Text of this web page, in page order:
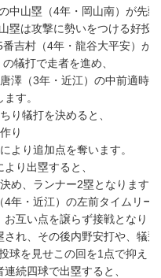
中山塁（4年・岡山南）が先
塁は攻撃に勢いをつける好投
吉村（4年・龍谷大平安）が
犠打で走者を進め、
澤（3年・近江）の中前適時
す。
り犠打を決めると、
り
より追加点を奪います。
り出塁すると、
め、ランナー2塁となります。
年・近江）の左前タイムリー
互い点を譲らず接戦となりま
れ、その後内野安打や、犠
球を見せこの回を1点で抑えま
続四球で出塁すると、